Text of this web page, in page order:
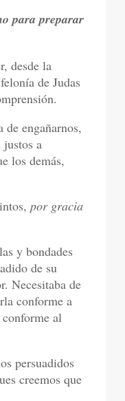
para preparar
desde la
de Judas
de engañarnos,
justos a
los demás,
por gracia
y bondades
de su
Necesitaba de
conforme a
conforme al
persuadidos
creemos que